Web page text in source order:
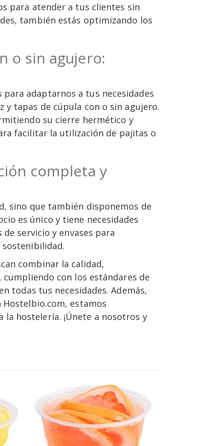
para atender a tus clientes sin
también estás optimizando los
o sin agujero:
adaptarnos a tus necesidades
y tapas de cúpula con o sin agujero.
su cierre hermético y
facilitar la utilización de pajitas o
completa y
sino que también disponemos de
es único y tiene necesidades
servicio y envases para
combinar la calidad,
con los estándares de
todas tus necesidades. Además,
Hostelbio.com, estamos
hostelería. ¡Únete a nosotros y